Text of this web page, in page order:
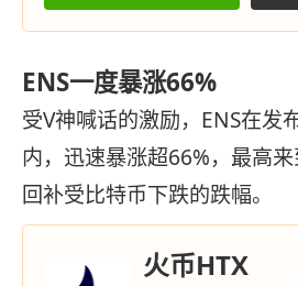
ENS一度暴涨66%
受V神喊话的激励，ENS在发
内，迅速暴涨超66%，最高
回补受比特币下跌的跌幅。
火币HTX